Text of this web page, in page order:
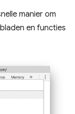
manier om
en functies